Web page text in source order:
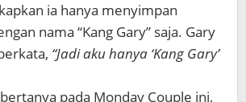
ia hanya menyimpan
nama “Kang Gary” saja. Gary
“Jadi aku hanya ‘Kang Gary’
pada Monday Couple ini,